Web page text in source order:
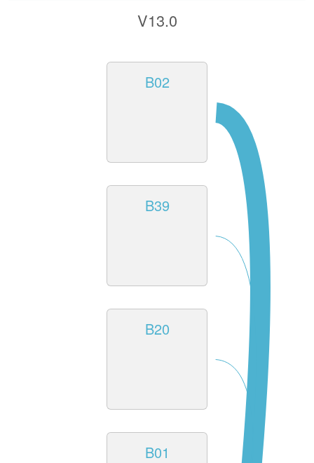
V13.0
B02
B39
B20
B01